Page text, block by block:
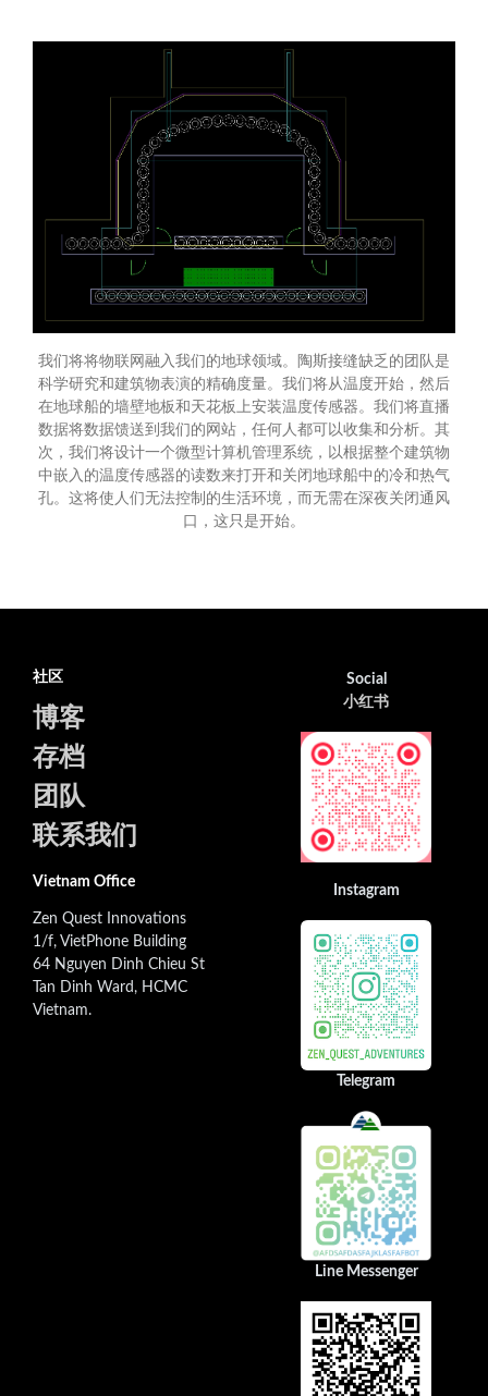
我们将将物联网融入我们的地球领域。陶斯接缝缺乏的团队是
科学研究和建筑物表演的精确度量。我们将从温度开始，然后
在地球船的墙壁地板和天花板上安装温度传感器。我们将直播
数据将数据馈送到我们的网站，任何人都可以收集和分析。其
次，我们将设计一个微型计算机管理系统，以根据整个建筑物
中嵌入的温度传感器的读数来打开和关闭地球船中的冷和热气
孔。这将使人们无法控制的生活环境，而无需在深夜关闭通风
口，这只是开始。
社区
博客
存档
团队
联系我们
Vietnam Office
Zen Quest Innovations
1/f, VietPhone Building
64 Nguyen Dinh Chieu St
Tan Dinh Ward, HCMC
Vietnam.
Social
小红书
Instagram
Telegram
Line Messenger